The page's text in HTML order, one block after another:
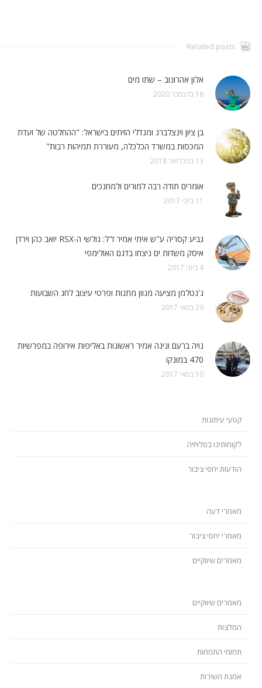
Related posts
אלון אהרונוב – שתו מים
16 בדצמבר 2020
בן ציון וינצלברג ומגדלי הזיתים בישראל: "ההחלטה של ועדת
המכסות במשרד הכלכלה, מעוררת תמיהות רבות"
13 בפברואר 2018
אומרים תודה רבה למורים ולמחנכים
11 ביוני 2017
גביע קסריה ע"ש איתי אמיר ז"ל: גולשי ה-RSX יואב כהן וירדן
איסק משדות ים ניצחו בדגם האולימפי
4 ביוני 2017
ג'נטלמן מציעה מגוון מתנות ופרטי עיצוב לחג השבועות
29 במאי 2017
נויה ברעם ונינה אמיר ראשונות באליפות אירופה במפרשיות
470 במונקו
10 במאי 2017
קטעי עיתונות
לקוחותינו בטלויזיה
הודעות יחסי ציבור
מאמרי דעה
מאמרי יחסי ציבור
מאמרים שיווקיים
מאמרים שיווקיים
המלצות
תחומי התמחות
אמנת השירות